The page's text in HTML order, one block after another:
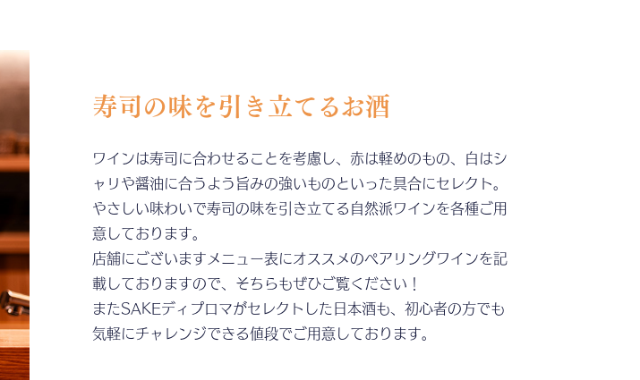
寿司の味を引き立てるお酒
ワインは寿司に合わせることを考慮し、赤は軽めのもの、白はシ
ャリや醤油に合うよう旨みの強いものといった具合にセレクト。
やさしい味わいで寿司の味を引き立てる自然派ワインを各種ご用
意しております。
店舗にございますメニュー表にオススメのペアリングワインを記
載しておりますので、そちらもぜひご覧ください！
またSAKEディプロマがセレクトした日本酒も、初心者の方でも
気軽にチャレンジできる値段でご用意しております。